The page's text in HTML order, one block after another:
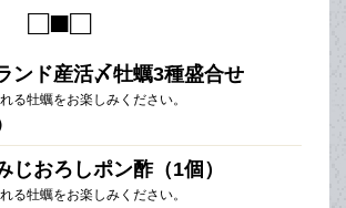
□■□
ンド産活〆牡蠣3種盛合せ
る牡蠣をお楽しみください。
じおろしポン酢（1個）
る牡蠣をお楽しみください。